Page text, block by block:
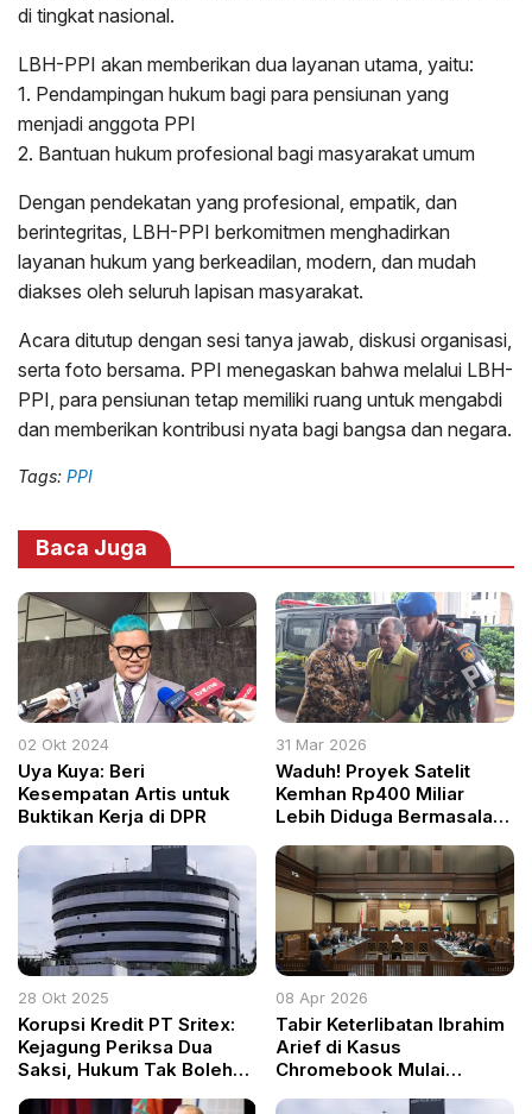
di tingkat nasional.
LBH-PPI akan memberikan dua layanan utama, yaitu:
1. Pendampingan hukum bagi para pensiunan yang
menjadi anggota PPI
2. Bantuan hukum profesional bagi masyarakat umum
Dengan pendekatan yang profesional, empatik, dan
berintegritas, LBH-PPI berkomitmen menghadirkan
layanan hukum yang berkeadilan, modern, dan mudah
diakses oleh seluruh lapisan masyarakat.
Acara ditutup dengan sesi tanya jawab, diskusi organisasi,
serta foto bersama. PPI menegaskan bahwa melalui LBH-
PPI, para pensiunan tetap memiliki ruang untuk mengabdi
dan memberikan kontribusi nyata bagi bangsa dan negara.
Tags: PPI
Baca Juga
02 Okt 2024
Uya Kuya: Beri
Kesempatan Artis untuk
Buktikan Kerja di DPR
31 Mar 2026
Waduh! Proyek Satelit
Kemhan Rp400 Miliar
Lebih Diduga Bermasalah,
Duduk di Kursi Terdakwa
28 Okt 2025
Korupsi Kredit PT Sritex:
Kejagung Periksa Dua
Saksi, Hukum Tak Boleh
08 Apr 2026
Tabir Keterlibatan Ibrahim
Arief di Kasus
Chromebook Mulai